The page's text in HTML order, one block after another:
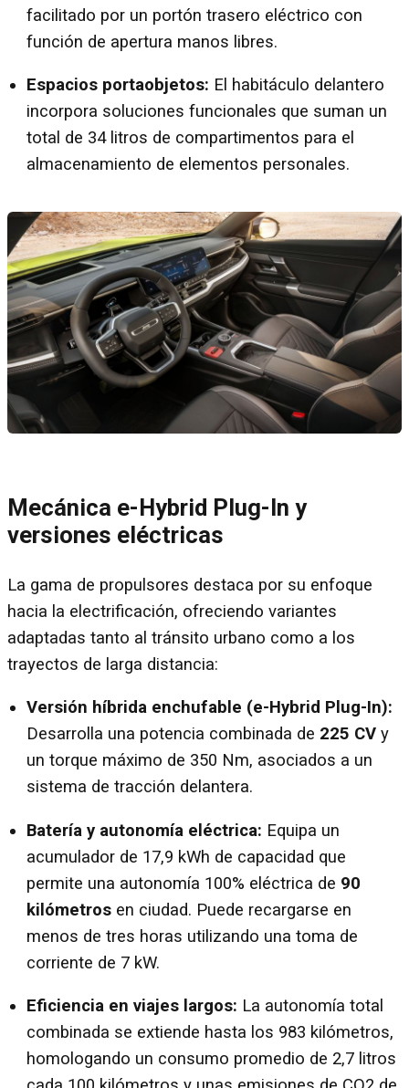
facilitado por un portón trasero eléctrico con
función de apertura manos libres.
Espacios portaobjetos: El habitáculo delantero
incorpora soluciones funcionales que suman un
total de 34 litros de compartimentos para el
almacenamiento de elementos personales.
Mecánica e-Hybrid Plug-In y
versiones eléctricas
La gama de propulsores destaca por su enfoque
hacia la electrificación, ofreciendo variantes
adaptadas tanto al tránsito urbano como a los
trayectos de larga distancia:
Versión híbrida enchufable (e-Hybrid Plug-In):
Desarrolla una potencia combinada de 225 CVy
un torque máximo de 350 Nm, asociados a un
sistema de tracción delantera.
Batería y autonomía eléctrica: Equipa un
acumulador de 17,9 kWh de capacidad que
permite una autonomía 100% eléctrica de 90
kilómetrosen ciudad. Puede recargarse en
menos de tres horas utilizando una toma de
corriente de 7 kW.
Eficiencia en viajes largos: La autonomía total
combinada se extiende hasta los 983 kilómetros,
homologando un consumo promedio de 2,7 litros